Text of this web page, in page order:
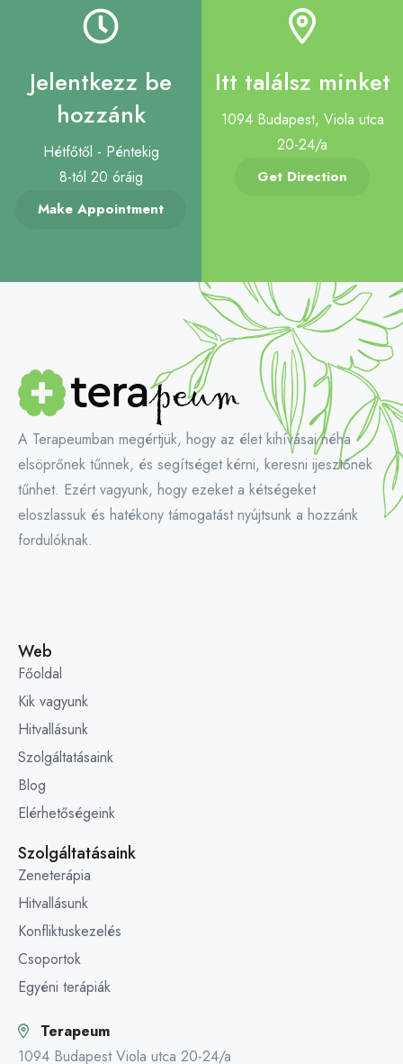
Jelentkezz be
hozzánk
Hétfőtől - Péntekig
8-tól 20 óráig
Make Appointment
Itt találsz minket
1094 Budapest, Viola utca
20-24/a
Get Direction
A Terapeumban megértjük, hogy az élet kihívásai néha
elsöprőnek tűnnek, és segítséget kérni, keresni ijesztőnek
tűnhet. Ezért vagyunk, hogy ezeket a kétségeket
eloszlassuk és hatékony támogatást nyújtsunk a hozzánk
fordulóknak.
Web
Főoldal
Kik vagyunk
Hitvallásunk
Szolgáltatásaink
Blog
Elérhetőségeink
Szolgáltatásaink
Zeneterápia
Hitvallásunk
Konfliktuskezelés
Csoportok
Egyéni terápiák
Terapeum
1094 Budapest Viola utca 20-24/a